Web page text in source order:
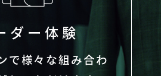
ダー体験
で様々な組み合わ